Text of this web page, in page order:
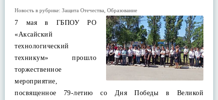
Новость в рубрике: Защита Отечества Образование
7 мая в ГБПОУ РО
«Аксайский
технологический
техникум» прошло
торжественное
мероприятие,
посвященное 79-летию со Дня Победы в Великой